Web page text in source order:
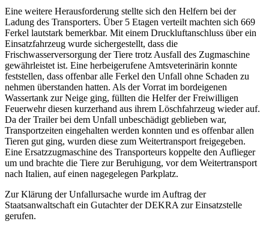
Eine weitere Herausforderung stellte sich den Helfern bei der
Ladung des Transporters. Über 5 Etagen verteilt machten sich 669
Ferkel lautstark bemerkbar. Mit einem Druckluftanschluss über ein
Einsatzfahrzeug wurde sichergestellt, dass die
Frischwasserversorgung der Tiere trotz Ausfall des Zugmaschine
gewährleistet ist. Eine herbeigerufene Amtsveterinärin konnte
feststellen, dass offenbar alle Ferkel den Unfall ohne Schaden zu
nehmen überstanden hatten. Als der Vorrat im bordeigenen
Wassertank zur Neige ging, füllten die Helfer der Freiwilligen
Feuerwehr diesen kurzerhand aus ihrem Löschfahrzeug wieder auf.
Da der Trailer bei dem Unfall unbeschädigt geblieben war,
Transportzeiten eingehalten werden konnten und es offenbar allen
Tieren gut ging, wurden diese zum Weitertransport freigegeben.
Eine Ersatzzugmaschine des Transporteurs koppelte den Auflieger
um und brachte die Tiere zur Beruhigung, vor dem Weitertransport
nach Italien, auf einen nagegelegen Parkplatz.
Zur Klärung der Unfallursache wurde im Auftrag der
Staatsanwaltschaft ein Gutachter der DEKRA zur Einsatzstelle
gerufen.